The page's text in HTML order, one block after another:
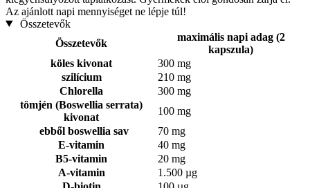
Az ajánlott napi mennyiséget ne lépje túl!
Összetevők
Összetevők
maximális napi adag (2
kapszula)
köles kivonat
300 mg
szilícium
210 mg
Chlorella
300 mg
tömjén (Boswellia serrata)
kivonat
100 mg
ebből boswellia sav
70 mg
E-vitamin
40 mg
B5-vitamin
20 mg
A-vitamin
1.500 µg